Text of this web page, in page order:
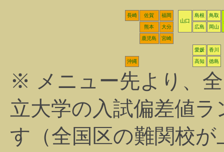
長崎 佐賀
福岡
山口
島根
鳥取
熊本
大分 広島 岡山
鹿児島 宮崎
愛媛 香川
沖縄 高知 徳島
※ メニュー先より、
立大学の入試偏差値
す（全国区の難関校